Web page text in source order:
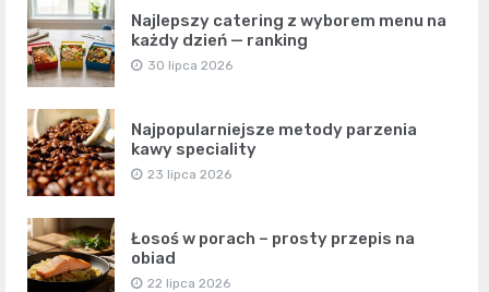
Najlepszy catering z wyborem menu na
każdy dzień — ranking
30 lipca 2026
Najpopularniejsze metody parzenia
kawy speciality
23 lipca 2026
Łosoś w porach – prosty przepis na
obiad
22 lipca 2026